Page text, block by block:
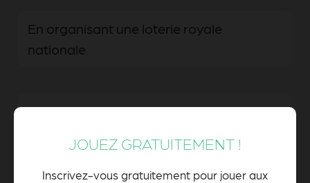
En organisant une loterie royale
nationale
En empruntant de l'argent aux banquiers
JOUEZ GRATUITEMENT !
Inscrivez-vous gratuitement pour jouer aux